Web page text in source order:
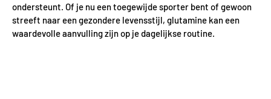
ondersteunt. Of je nu een toegewijde sporter bent of gewoon
streeft naar een gezondere levensstijl, glutamine kan een
waardevolle aanvulling zijn op je dagelijkse routine.